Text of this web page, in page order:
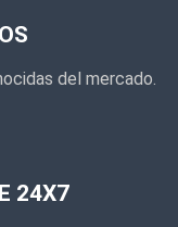
del mercado.
24X7